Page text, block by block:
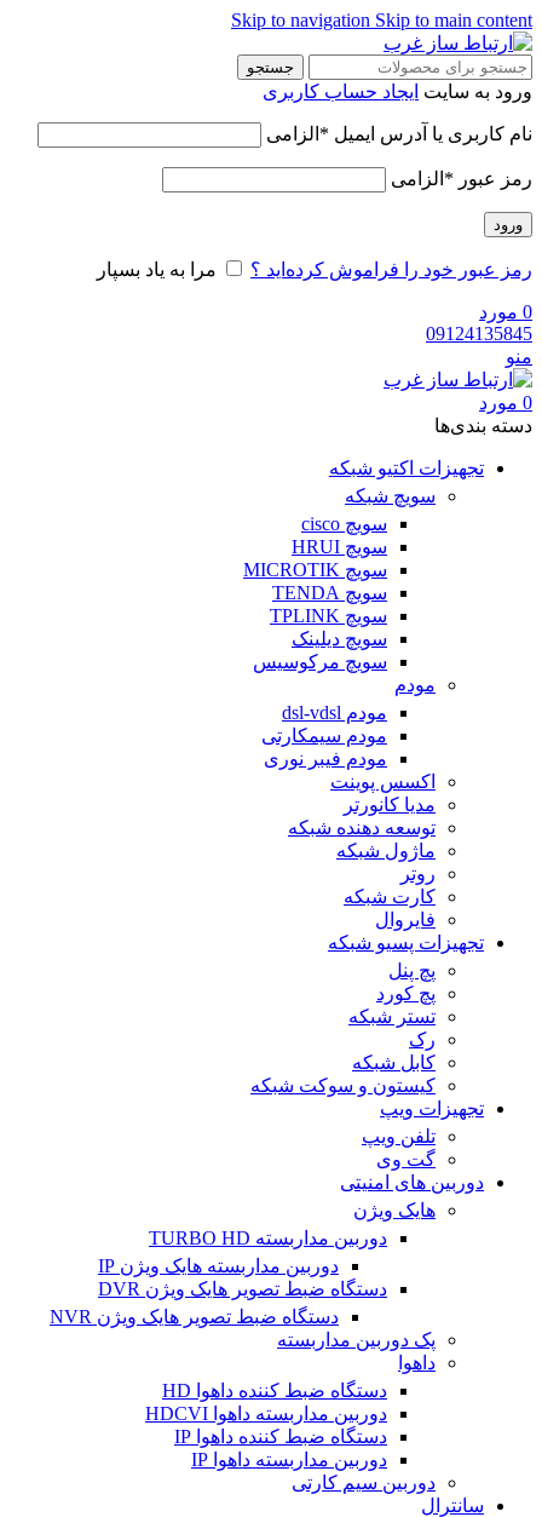
Skip to navigation Skip to main content
جستجو
ورود به سایت ایجاد حساب کاربری
نام کاربری یا آدرس ایمیل * الزامی
رمز عبور * الزامی
ورود
رمز عبور خود را فراموش کرده‌اید ؟ مرا به یاد بسپار
0 مورد
09124135845
منو
0 مورد
دسته‌ بندی‌ها
تجهیزات اکتیو شبکه
سویچ شبکه
سویچ cisco
سویچ HRUI
سویچ MICROTIK
سویچ TENDA
سویچ TPLINK
سویچ دیلینک
سویچ مرکوسیس
مودم
مودم dsl-vdsl
مودم سیمکارتی
مودم فیبر نوری
اکسس پوینت
مدیا کانورتر
توسعه دهنده شبکه
ماژول شبکه
روتر
کارت شبکه
فایروال
تجهیزات پسیو شبکه
پچ پنل
پچ کورد
تستر شبکه
رک
کابل شبکه
کیستون و سوکت شبکه
تجهیزات ویپ
تلفن ویپ
گت وی
دوربین های امنیتی
هایک ویژن
دوربین مداربسته TURBO HD
دوربین مداربسته هایک ویژن IP
دستگاه ضبط تصویر هایک ویژن DVR
دستگاه ضبط تصویر هایک ویژن NVR
پک دوربین مداربسته
داهوا
دستگاه ضبط کننده داهوا HD
دوربین مداربسته داهوا HDCVI
دستگاه ضبط کننده داهوا IP
دوربین مداربسته داهوا IP
دوربین سیم کارتی
سانترال